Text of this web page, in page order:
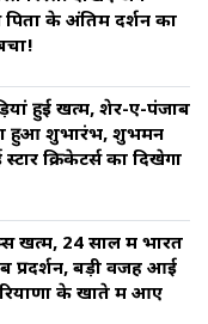
पिता के अंतिम दर्शन का
हुई खत्म, शेर-ए-पंजाब
हुआ शुभारंभ, शुभमन
क्रिकेटर्स का दिखेगा
खत्म, 24 साल में भारत
प्रदर्शन, बड़ी वजह आई
के खाते में आए